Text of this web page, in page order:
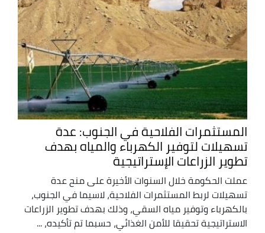
المستثمرات الفلاحية في الجنوب: عدة
تسهيلات لتوفير الكهرباء والمياه بهدف
تطوير الزراعات الإستراتيجية
عملت الحكومة خلال السنوات الأخيرة على منح عدة
تسهيلات لربط المستثمرات الفلاحية، لاسيما في الجنوب،
بالكهرباء وتوفير مياه السقي، وذلك بهدف تطوير الزراعات
الاستراتيجية تحقيقا للأمن الغذائي، حسبما تم تأكيده، ...